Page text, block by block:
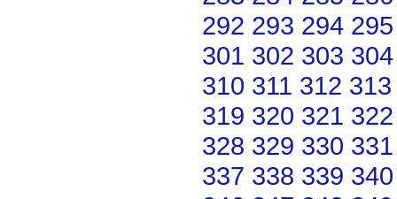
292 293 294 295
301 302 303 304
310 311 312 313
319 320 321 322
328 329 330 331
337 338 339 340